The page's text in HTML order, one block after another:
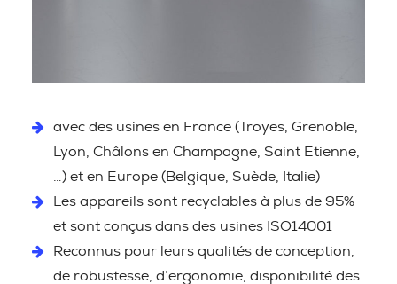
avec des usines en France (Troyes, Grenoble,
Lyon, Châlons en Champagne, Saint Etienne,
…) et en Europe (Belgique, Suède, Italie)
Les appareils sont recyclables à plus de 95%
et sont conçus dans des usines ISO14001
Reconnus pour leurs qualités de conception,
de robustesse, d’ergonomie, disponibilité des